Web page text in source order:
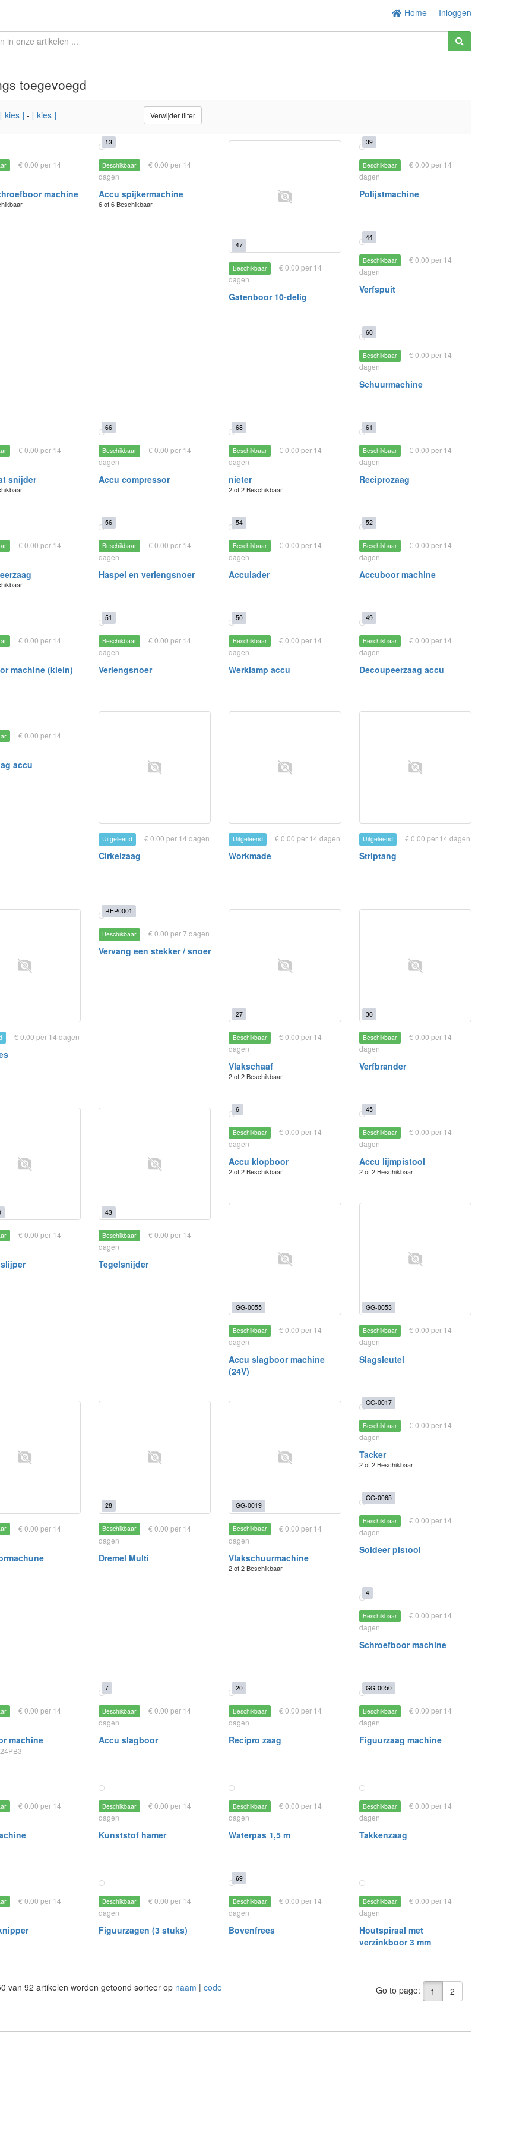
Home Inloggen
toegevoegd
[ kies ] - [ kies ] Verwijder filter
€ 0.00 per 14
machine
13
Beschikbaar
€ 0.00 per 14
dagen
Accu spijkermachine
6 of 6 Beschikbaar
47
Beschikbaar
€ 0.00 per 14
dagen
Gatenboor 10-delig
39
Beschikbaar
€ 0.00 per 14
dagen
Polijstmachine
44
Beschikbaar
€ 0.00 per 14
dagen
Verfspuit
60
Beschikbaar
€ 0.00 per 14
dagen
Schuurmachine
€ 0.00 per 14
snijder
66
Beschikbaar
€ 0.00 per 14
dagen
Accu compressor
68
Beschikbaar
€ 0.00 per 14
dagen
nieter
2 of 2 Beschikbaar
61
Beschikbaar
€ 0.00 per 14
dagen
Reciprozaag
€ 0.00 per 14
56
Beschikbaar
€ 0.00 per 14
dagen
Haspel en verlengsnoer
54
Beschikbaar
€ 0.00 per 14
dagen
Acculader
52
Beschikbaar
€ 0.00 per 14
dagen
Accuboor machine
€ 0.00 per 14
machine (klein)
51
Beschikbaar
€ 0.00 per 14
dagen
Verlengsnoer
50
Beschikbaar
€ 0.00 per 14
dagen
Werklamp accu
49
Beschikbaar
€ 0.00 per 14
dagen
Decoupeerzaag accu
€ 0.00 per 14
accu
Uitgeleend € 0.00 per 14 dagen
Cirkelzaag
Uitgeleend € 0.00 per 14 dagen
Workmade
Uitgeleend € 0.00 per 14 dagen
Striptang
€ 0.00 per 14 dagen
REP0001
Beschikbaar € 0.00 per 7 dagen
Vervang een stekker / snoer
27
Beschikbaar
€ 0.00 per 14
dagen
Vlakschaaf
2 of 2 Beschikbaar
30
Beschikbaar
€ 0.00 per 14
dagen
Verfbrander
€ 0.00 per 14
43
Beschikbaar
€ 0.00 per 14
dagen
Tegelsnijder
6
Beschikbaar
€ 0.00 per 14
dagen
Accu klopboor
2 of 2 Beschikbaar
45
Beschikbaar
€ 0.00 per 14
dagen
Accu lijmpistool
2 of 2 Beschikbaar
GG-0055
Beschikbaar
€ 0.00 per 14
dagen
Accu slagboor machine
(24V)
GG-0053
Beschikbaar
€ 0.00 per 14
dagen
Slagsleutel
€ 0.00 per 14
28
Beschikbaar
€ 0.00 per 14
dagen
Dremel Multi
GG-0019
Beschikbaar
€ 0.00 per 14
dagen
Vlakschuurmachine
2 of 2 Beschikbaar
GG-0017
Beschikbaar
€ 0.00 per 14
dagen
Tacker
2 of 2 Beschikbaar
GG-0065
Beschikbaar
€ 0.00 per 14
dagen
Soldeer pistool
4
Beschikbaar
€ 0.00 per 14
dagen
Schroefboor machine
€ 0.00 per 14
machine
7
Beschikbaar
€ 0.00 per 14
dagen
Accu slagboor
20
Beschikbaar
€ 0.00 per 14
dagen
Recipro zaag
GG-0050
Beschikbaar
€ 0.00 per 14
dagen
Figuurzaag machine
€ 0.00 per 14
Beschikbaar
€ 0.00 per 14
dagen
Kunststof hamer
Beschikbaar
€ 0.00 per 14
dagen
Waterpas 1,5 m
Beschikbaar
€ 0.00 per 14
dagen
Takkenzaag
€ 0.00 per 14
Beschikbaar
€ 0.00 per 14
dagen
Figuurzagen (3 stuks)
69
Beschikbaar
€ 0.00 per 14
dagen
Bovenfrees
Beschikbaar
€ 0.00 per 14
dagen
Houtspiraal met
verzinkboor 3 mm
van 92 artikelen worden getoond sorteer op naam | code Go to page: 1 2